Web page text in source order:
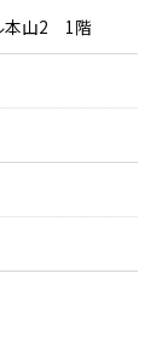
本山2 1階